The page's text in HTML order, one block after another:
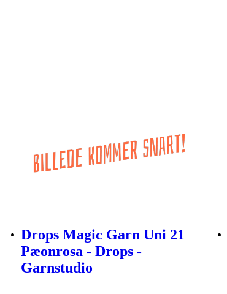
Drops Magic Garn Uni 21
Pæonrosa - Drops -
Garnstudio